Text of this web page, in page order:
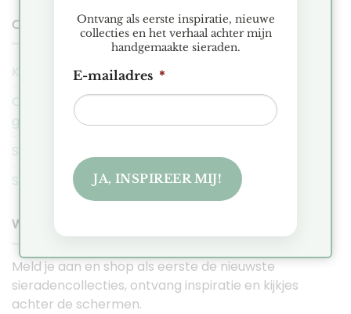
COBAJA NIEUWS
Kerstmarkt Historische Tuin Aalsmeer 2025
Ontdek de Hexa collectie: Minimalistische
geometrische sieraden
Sieraden Presentatie Favorieten
Sieraden voor de intuïtieve en zorgzame Kreeft
WORD EEN COBAJA VIP
Meld je aan en shop als eerste de nieuwste
sieradencollecties, ontvang inspiratie en kijkjes
achter de schermen.
Ontvang als eerste inspiratie, nieuwe
collecties en het verhaal achter mijn
handgemaakte sieraden.
E-mailadres *
JA, INSPIREER MIJ!